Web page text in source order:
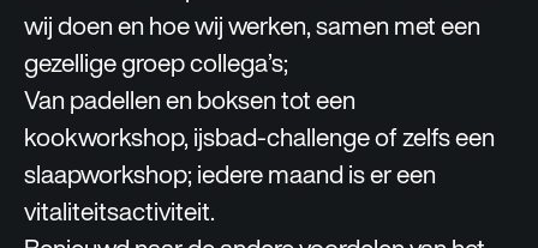
wij doen en hoe wij werken, samen met een
gezellige groep collega’s;
Van padellen en boksen tot een
kookworkshop, ijsbad-challenge of zelfs een
slaapworkshop; iedere maand is er een
vitaliteitsactiviteit.